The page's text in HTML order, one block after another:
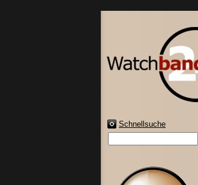
Schnellsuche